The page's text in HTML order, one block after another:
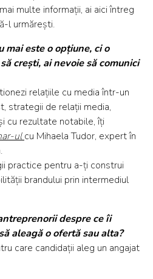
multe informații, ai aici întreg
l urmărești.
mai este o opțiune, ci o
crești, ai nevoie să comunici
relațiile cu media într-un
strategii de relații media,
cu rezultate notabile, îți
ul cu Mihaela Tudor, expert în
practice pentru a-ți construi
brandului prin intermediul
despre ce îi
aleagă o ofertă sau alta?
care candidații aleg un angajat